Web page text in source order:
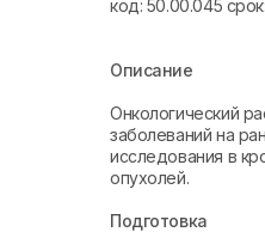
код: 50.00.045
Описание
Онкологический
заболеваний на
исследования в
опухолей.
Подготовка